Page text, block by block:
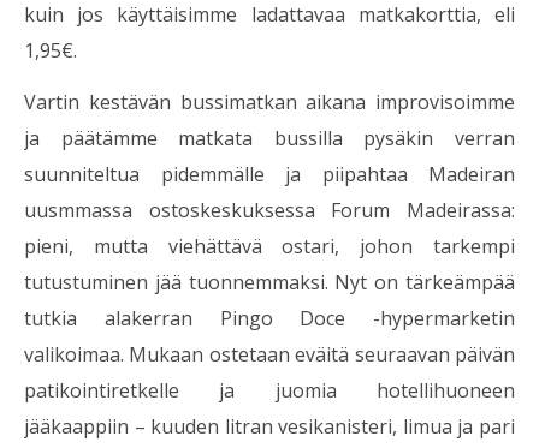
kuin jos käyttäisimme ladattavaa matkakorttia, eli
1,95€.
Vartin kestävän bussimatkan aikana improvisoimme
ja päätämme matkata bussilla pysäkin verran
suunniteltua pidemmälle ja piipahtaa Madeiran
uusmmassa ostoskeskuksessa Forum Madeirassa:
pieni, mutta viehättävä ostari, johon tarkempi
tutustuminen jää tuonnemmaksi. Nyt on tärkeämpää
tutkia alakerran Pingo Doce -hypermarketin
valikoimaa. Mukaan ostetaan eväitä seuraavan päivän
patikointiretkelle ja juomia hotellihuoneen
jääkaappiin – kuuden litran vesikanisteri, limua ja pari